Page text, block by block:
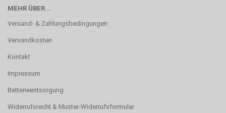
MEHR ÜBER...
Versand- & Zahlungsbedingungen
Versandkosten
Kontakt
Impressum
Batterieentsorgung
Widerrufsrecht & Muster-Widerrufsformular